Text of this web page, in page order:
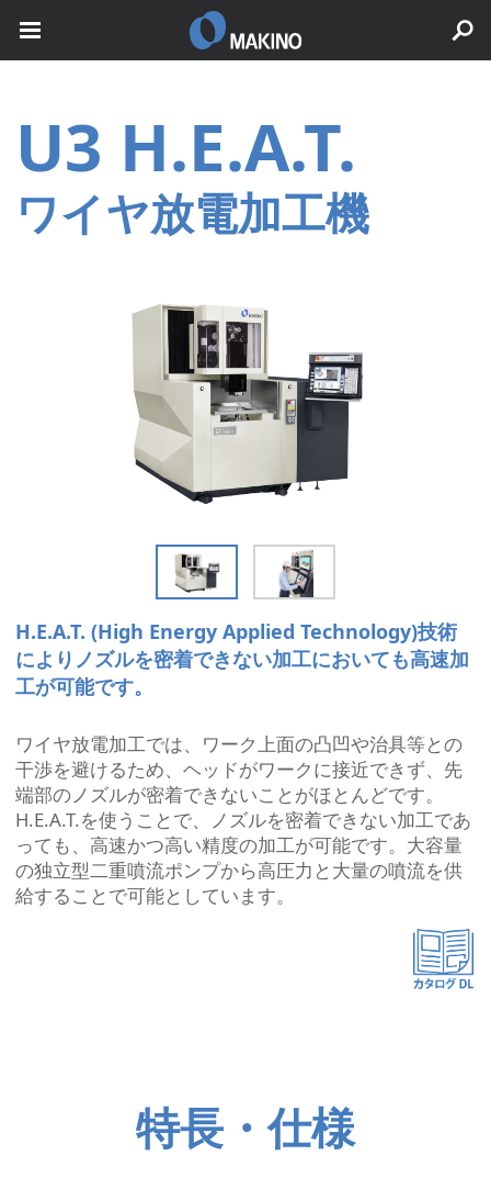
U3 H.E.A.T.
ワイヤ放電加工機
H.E.A.T. (High Energy Applied Technology)技術
によりノズルを密着できない加工においても高速加
工が可能です。
ワイヤ放電加工では、ワーク上面の凸凹や治具等との
干渉を避けるため、ヘッドがワークに接近できず、先
端部のノズルが密着できないことがほとんどです。
H.E.A.T.を使うことで、ノズルを密着できない加工であ
っても、高速かつ高い精度の加工が可能です。大容量
の独立型二重噴流ポンプから高圧力と大量の噴流を供
給することで可能としています。
特長・仕様